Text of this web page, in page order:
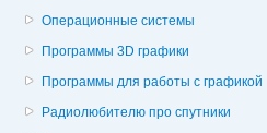
Операционные системы
Программы 3D графики
Программы для работы с графикой
Радиолюбителю про спутники